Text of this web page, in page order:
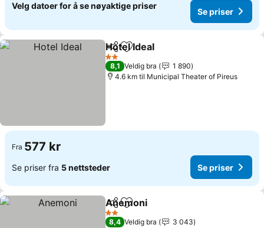
Velg datoer for å se nøyaktige priser
Se priser
Del Legg til i favoritter
Hotel Ideal
2 Stjerner
8,1 Veldig bra
1 890
4.6 km til Municipal Theater of Pireus
Fra 577 kr
Se priser fra 5 nettsteder Se priser
Del Legg til i favoritter
Anemoni
2 Stjerner
8,4 Veldig bra
3 043